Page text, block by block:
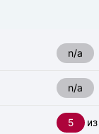
n/a
n/a
5 из